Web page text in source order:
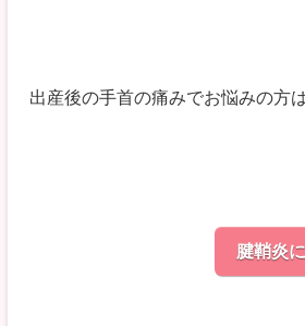
出産後の手首の痛みでお悩みの方
腱鞘炎